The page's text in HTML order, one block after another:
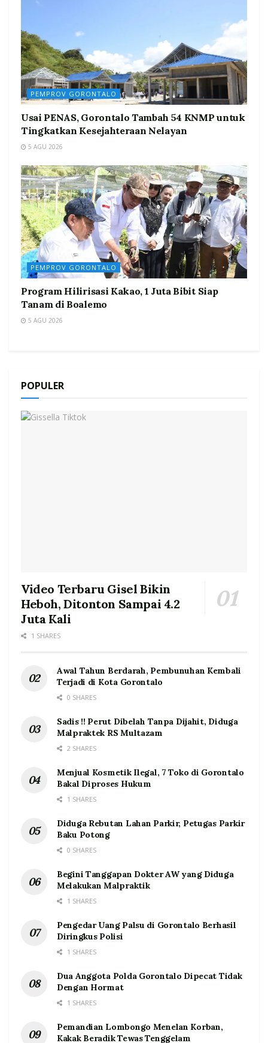
PEMPROV GORONTALO
Usai PENAS, Gorontalo Tambah 54 KNMP untuk
Tingkatkan Kesejahteraan Nelayan
5 AGU 2026
PEMPROV GORONTALO
Program Hilirisasi Kakao, 1 Juta Bibit Siap
Tanam di Boalemo
5 AGU 2026
POPULER
Video Terbaru Gisel Bikin
Heboh, Ditonton Sampai 4.2
Juta Kali
1 SHARES
Awal Tahun Berdarah, Pembunuhan Kembali
Terjadi di Kota Gorontalo
0 SHARES
Sadis !! Perut Dibelah Tanpa Dijahit, Diduga
Malpraktek RS Multazam
2 SHARES
Menjual Kosmetik Ilegal, 7 Toko di Gorontalo
Bakal Diproses Hukum
1 SHARES
Diduga Rebutan Lahan Parkir, Petugas Parkir
Baku Potong
0 SHARES
Begini Tanggapan Dokter AW yang Diduga
Melakukan Malpraktik
1 SHARES
Pengedar Uang Palsu di Gorontalo Berhasil
Diringkus Polisi
1 SHARES
Dua Anggota Polda Gorontalo Dipecat Tidak
Dengan Hormat
1 SHARES
Pemandian Lombongo Menelan Korban,
Kakak Beradik Tewas Tenggelam